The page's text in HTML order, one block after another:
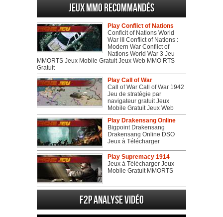
Jeux MMO recommandés
Play Conflict of Nations
Conflcit of Nations World
War III Conflict of Nations :
Modern War Conflict of
Nations World War 3 Jeu
MMORTS Jeux Mobile Gratuit Jeux Web MMO RTS
Gratuit
Play Call of War
Call of War Call of War 1942
Jeu de stratégie par
navigateur gratuit Jeux
Mobile Gratuit Jeux Web
Play Drakensang Online
Bigpoint Drakensang
Drakensang Online DSO
Jeux à Télécharger
Play Supremacy 1914
Jeux à Télécharger Jeux
Mobile Gratuit MMORTS
F2P Analyse vidéo